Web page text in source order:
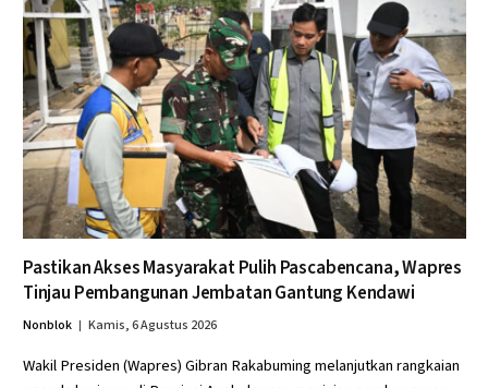
Pastikan Akses Masyarakat Pulih Pascabencana, Wapres
Tinjau Pembangunan Jembatan Gantung Kendawi
Nonblok Kamis, 6 Agustus 2026
Wakil Presiden (Wapres) Gibran Rakabuming melanjutkan rangkaian